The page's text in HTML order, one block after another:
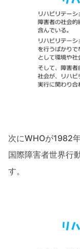
次にWHOが1982
国際障害者世界行
す。